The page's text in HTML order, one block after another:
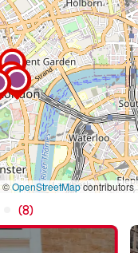
©OpenStreetMapcontributors
(8)